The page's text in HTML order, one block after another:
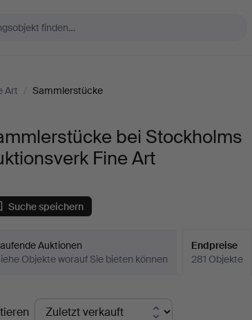
Art / Sammlerstücke
bei Stockholms
Fine Art
Suche speichern
Auktionen
Objekte worauf Sie bieten können
Endpreise
281 Objekte